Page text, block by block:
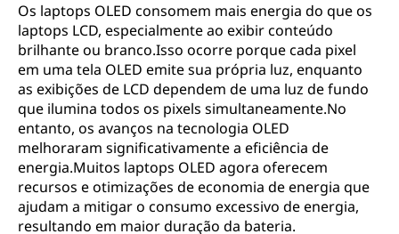
Os laptops OLED consomem mais energia do que os
laptops LCD, especialmente ao exibir conteúdo
brilhante ou branco.Isso ocorre porque cada pixel
em uma tela OLED emite sua própria luz, enquanto
as exibições de LCD dependem de uma luz de fundo
que ilumina todos os pixels simultaneamente.No
entanto, os avanços na tecnologia OLED
melhoraram significativamente a eficiência de
energia.Muitos laptops OLED agora oferecem
recursos e otimizações de economia de energia que
ajudam a mitigar o consumo excessivo de energia,
resultando em maior duração da bateria.